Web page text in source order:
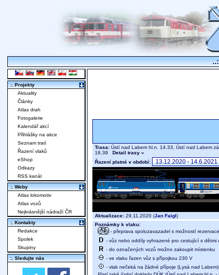
Trasa: Ústí nad Labem hl.n. 14.33, Ústí nad Labem
16.39 Detail trasy »
Řazení platné v období:
Aktualizace: 29.11.2020 (Jan Faigl)
Poznámky k vlaku:
- přeprava spoluzavazadel s možností
- vůz nebo oddíly vyhrazené pro cestující s dětmi
- do označených vozů možno zakoupit místenku
- ve vlaku řazen vůz s přípojkou 230 V
- vlak nečeká na žádné přípoje (Lysá nad Labem)
:. Projekty
Aktuality
Články
Atlas drah
Fotogalerie
Kalendář akcí
Přihlášky na akce
Seznam tratí
Řazení vlaků
eShop
Odkazy
RSS kanál
:. Weby
Atlas lokomotiv
Atlas vozů
Nejkrásnější nádraží ČR
:. Kontakty
Redakce
Spolek
Skupiny
:. Sledujte nás